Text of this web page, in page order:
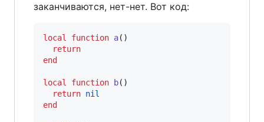
заканчиваются, нет-нет. Вот код:
local function a()
return
end
local function b()
return nil
end